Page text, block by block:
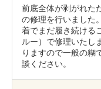
前底全体が剥がれた
の修理を行いました
着でまだ履き続ける
ルー）で修理いたし
りますので一般の糊
談ください。